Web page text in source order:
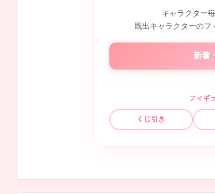
キャラクター
既出キャラクターのフ
新着
フィギ
くじ引き